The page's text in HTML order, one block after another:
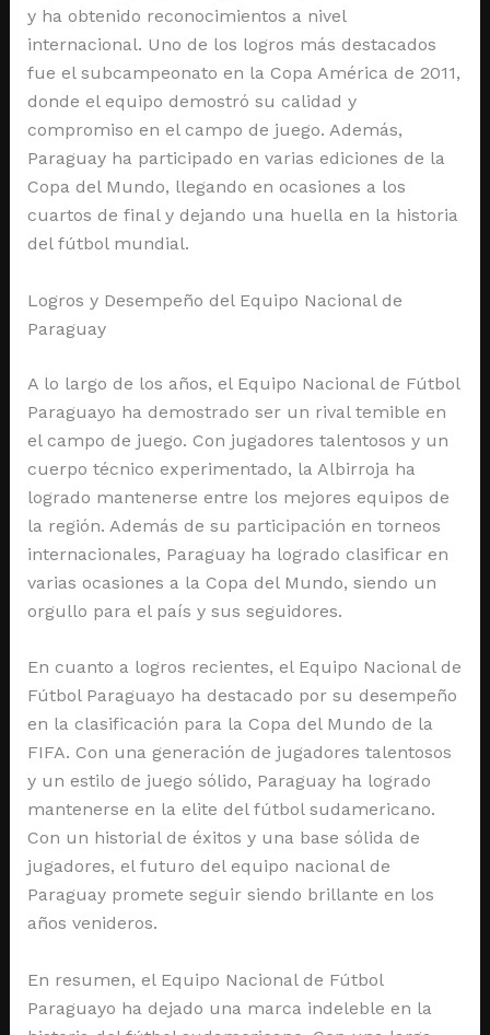
y ha obtenido reconocimientos a nivel
internacional. Uno de los logros más destacados
fue el subcampeonato en la Copa América de 2011,
donde el equipo demostró su calidad y
compromiso en el campo de juego. Además,
Paraguay ha participado en varias ediciones de la
Copa del Mundo, llegando en ocasiones a los
cuartos de final y dejando una huella en la historia
del fútbol mundial.
Logros y Desempeño del Equipo Nacional de
Paraguay
A lo largo de los años, el Equipo Nacional de Fútbol
Paraguayo ha demostrado ser un rival temible en
el campo de juego. Con jugadores talentosos y un
cuerpo técnico experimentado, la Albirroja ha
logrado mantenerse entre los mejores equipos de
la región. Además de su participación en torneos
internacionales, Paraguay ha logrado clasificar en
varias ocasiones a la Copa del Mundo, siendo un
orgullo para el país y sus seguidores.
En cuanto a logros recientes, el Equipo Nacional de
Fútbol Paraguayo ha destacado por su desempeño
en la clasificación para la Copa del Mundo de la
FIFA. Con una generación de jugadores talentosos
y un estilo de juego sólido, Paraguay ha logrado
mantenerse en la elite del fútbol sudamericano.
Con un historial de éxitos y una base sólida de
jugadores, el futuro del equipo nacional de
Paraguay promete seguir siendo brillante en los
años venideros.
En resumen, el Equipo Nacional de Fútbol
Paraguayo ha dejado una marca indeleble en la